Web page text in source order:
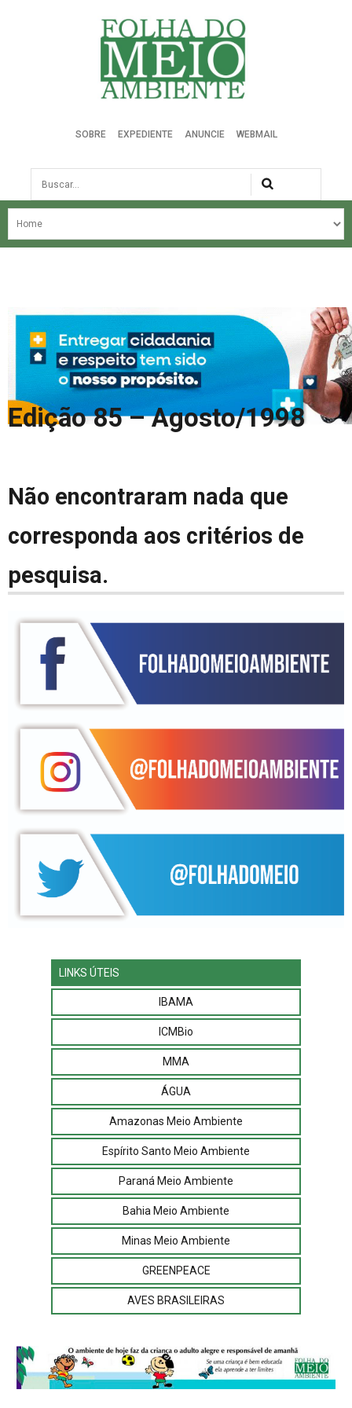
Folha do Meio Ambiente
SOBRE EXPEDIENTE ANUNCIE WEBMAIL
Busca
NOSSA HISTÓRIA
EDIÇÕES ANTERIORES
COLUNA DO MEIO
FALE CONOSCO
Edição 85 – Agosto/1998
Não encontraram nada que
corresponda aos critérios de
pesquisa.
LINKS ÚTEIS
IBAMA
ICMBio
MMA
ÁGUA
Amazonas Meio Ambiente
Espírito Santo Meio Ambiente
Paraná Meio Ambiente
Bahia Meio Ambiente
Minas Meio Ambiente
GREENPEACE
AVES BRASILEIRAS